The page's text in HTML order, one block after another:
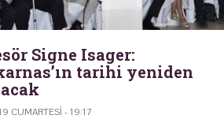
Signe Isager:
tarihi yeniden
CUMARTESI - 19:17